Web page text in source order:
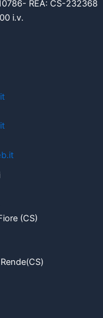
REA: CS-232368
i.v.
(CS)